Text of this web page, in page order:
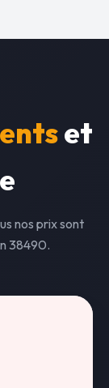
et
nos prix sont
38490.